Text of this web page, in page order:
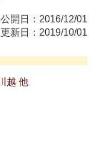
開日：2016/12/01
新日：2019/10/01
越 他